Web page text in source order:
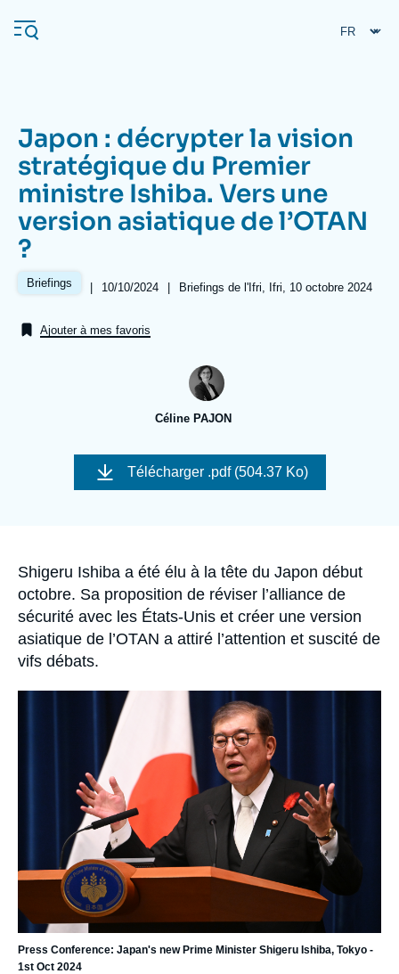
au
contenu
Navigation
principale
L'Ifri
Analyses
Se connecter
Nous soutenir
À propos de l'Ifri Recherches fréquentes
Japon : décrypter la vision
stratégique du Premier
ministre Ishiba. Vers une
version asiatique de l’OTAN
?
Briefings |
Date
publication
10/10/2024 | Références
Briefings de l'Ifri, Ifri, 10 octobre 2024
Ajouter à mes favoris
Céline PAJON
Image
couverture
Télécharger .pdf (504.37 Ko)
Accroche
Shigeru Ishiba a été élu à la tête du Japon début
octobre. Sa proposition de réviser l’alliance de
sécurité avec les États-Unis et créer une version
asiatique de l’OTAN a attiré l’attention et suscité de
vifs débats.
Press Conference: Japan's new Prime Minister Shigeru Ishiba, Tokyo -
1st Oct 2024